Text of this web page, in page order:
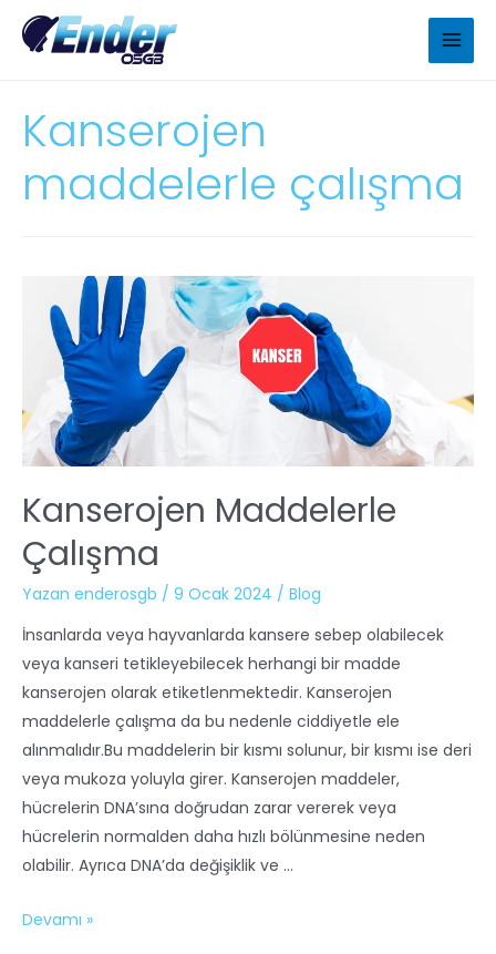
Kanserojen
maddelerle çalışma
Kanserojen Maddelerle
Çalışma
Yazan enderosgb / 9 Ocak 2024 / Blog
İnsanlarda veya hayvanlarda kansere sebep olabilecek
veya kanseri tetikleyebilecek herhangi bir madde
kanserojen olarak etiketlenmektedir. Kanserojen
maddelerle çalışma da bu nedenle ciddiyetle ele
alınmalıdır.Bu maddelerin bir kısmı solunur, bir kısmı ise deri
veya mukoza yoluyla girer. Kanserojen maddeler,
hücrelerin DNA’sına doğrudan zarar vererek veya
hücrelerin normalden daha hızlı bölünmesine neden
olabilir. Ayrıca DNA’da değişiklik ve …
Devamı »